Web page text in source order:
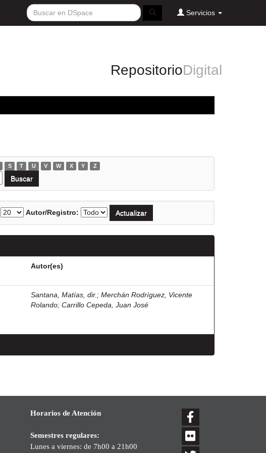
Servicios
RepositorioDigital
S T U V W X Y Z
Autor/Registro:
Autor(es)
Santana, Matías, dir. ; Merchán Rodríguez, Vicente
Rolando; Carrillo Cepeda, Juan José
Horarios de Atención
Semestres regulares:
Lunes a viernes: de 7h00 a 21h00